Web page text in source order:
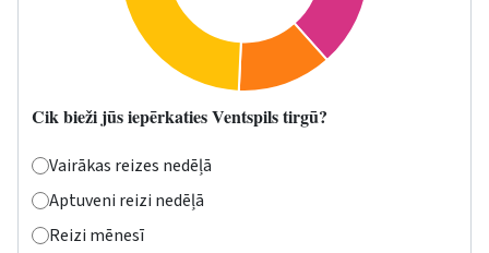
Cik bieži jūs iepērkaties Ventspils tirgū?
Vairākas reizes nedēļā
Aptuveni reizi nedēļā
Reizi mēnesī